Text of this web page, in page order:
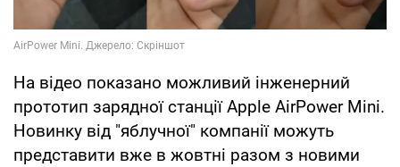
На відео показано можливий інженерний
прототип зарядної станції Apple AirPower Mini.
Новинку від "яблучної" компанії можуть
представити вже в жовтні разом з новими